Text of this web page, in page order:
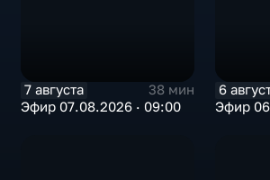
7 августа
38 мин
Эфир 07.08.2026 · 09:00
6
Эфир